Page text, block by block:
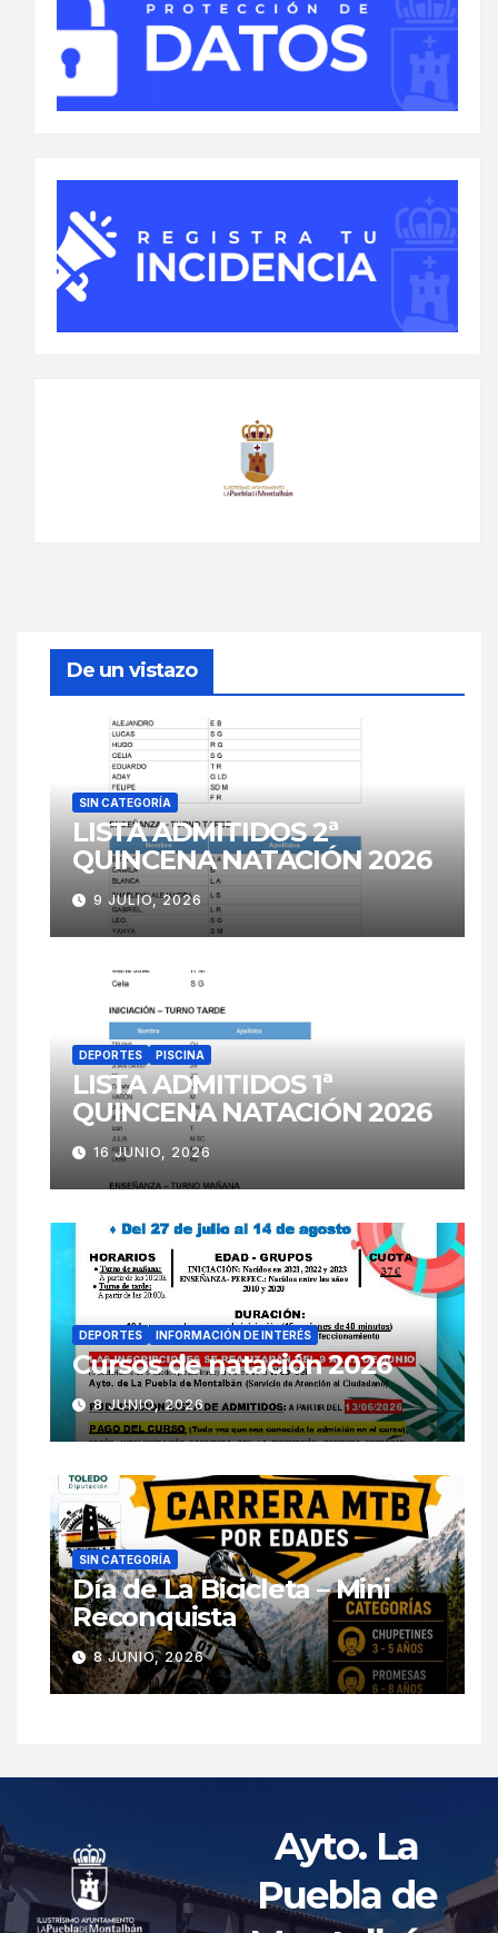
De un vistazo
SIN CATEGORÍA
LISTA ADMITIDOS 2ª
QUINCENA NATACIÓN 2026
9 JULIO, 2026
DEPORTES PISCINA
LISTA ADMITIDOS 1ª
QUINCENA NATACIÓN 2026
16 JUNIO, 2026
DEPORTES INFORMACIÓN DE INTERÉS
Cursos de natación 2026
8 JUNIO, 2026
SIN CATEGORÍA
Día de La Bicicleta – Mini
Reconquista
8 JUNIO, 2026
Ayto. La
Puebla de